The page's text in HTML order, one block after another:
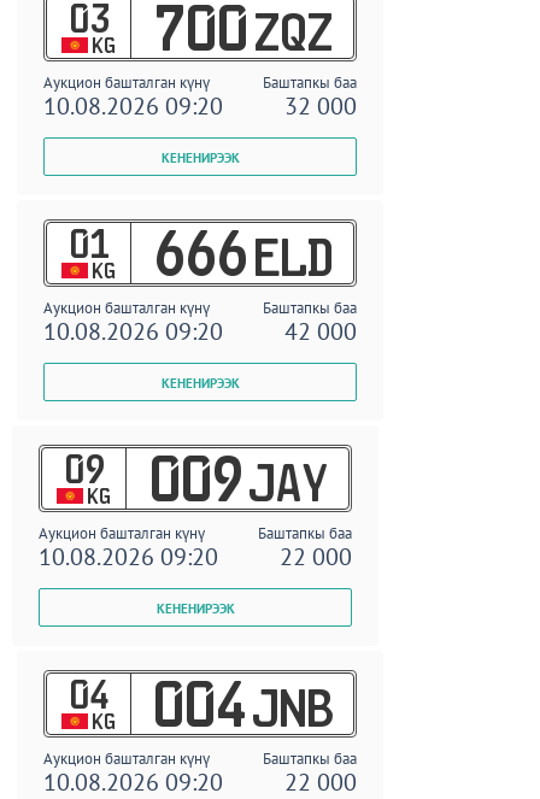
03
KG 700 ZQZ
Аукцион башталган күнү Баштапкы баа
10.08.2026 09:20 32 000
01
KG 666 ELD
Аукцион башталган күнү Баштапкы баа
10.08.2026 09:20 42 000
09
KG 009 JAY
Аукцион башталган күнү Баштапкы баа
10.08.2026 09:20 22 000
04
KG 004 JNB
Аукцион башталган күнү Баштапкы баа
10.08.2026 09:20 22 000